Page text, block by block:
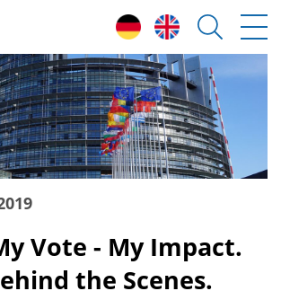
Vote - My Impact.
the Scenes.